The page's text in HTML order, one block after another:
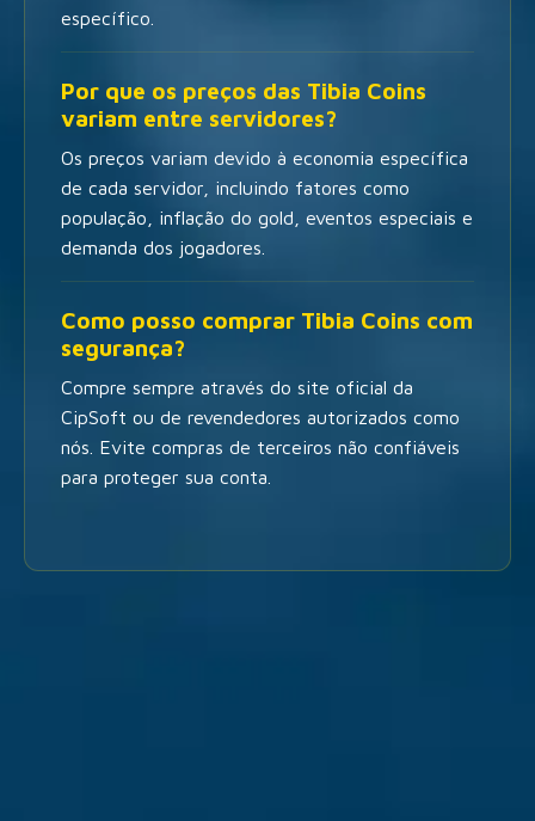
específico.
Por que os preços das Tibia Coins
variam entre servidores?
Os preços variam devido à economia específica
de cada servidor, incluindo fatores como
população, inflação do gold, eventos especiais e
demanda dos jogadores.
Como posso comprar Tibia Coins com
segurança?
Compre sempre através do site oficial da
CipSoft ou de revendedores autorizados como
nós. Evite compras de terceiros não confiáveis
para proteger sua conta.